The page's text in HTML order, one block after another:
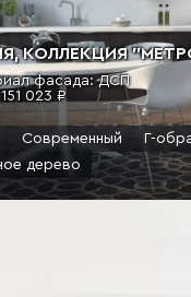
КОЛЛЕКЦИЯ
фасада: ДСП
151 023 ₽
Современный
Г-
дерево